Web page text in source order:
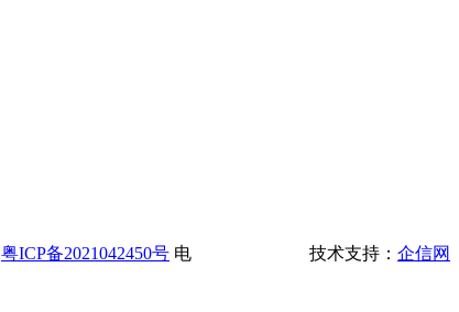
技术支持： 企信网
粤ICP备2021042450号 电